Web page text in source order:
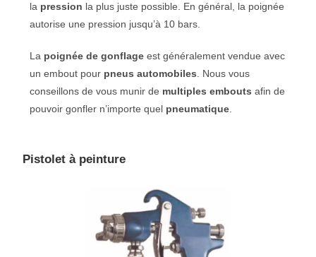
la pression la plus juste possible. En général, la poignée
autorise une pression jusqu’à 10 bars.
La poignée de gonflage est généralement vendue avec
un embout pour pneus automobiles. Nous vous
conseillons de vous munir de multiples embouts afin de
pouvoir gonfler n’importe quel pneumatique.
Pistolet à peinture